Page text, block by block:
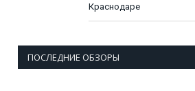
Краснодаре
ПОСЛЕДНИЕ ОБЗОРЫ